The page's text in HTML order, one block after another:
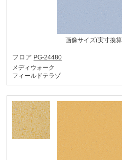
画像サイズ(実寸換
フロア PG-24480
メディウォーク
フィールドテラゾ